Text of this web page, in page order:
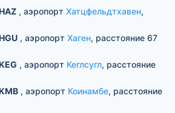
, аэропорт Хатцфельдтхавен,
, аэропорт Хаген, расстояние 67
, аэропорт Кеглсугл, расстояние
, аэропорт Коинамбе, расстояние